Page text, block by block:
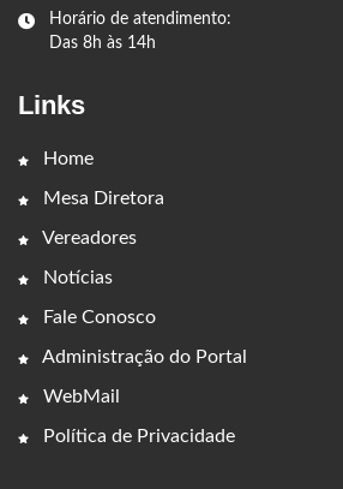
Horário de atendimento:
Das 8h às 14h
Links
Home
Mesa Diretora
Vereadores
Notícias
Fale Conosco
Administração do Portal
WebMail
Política de Privacidade